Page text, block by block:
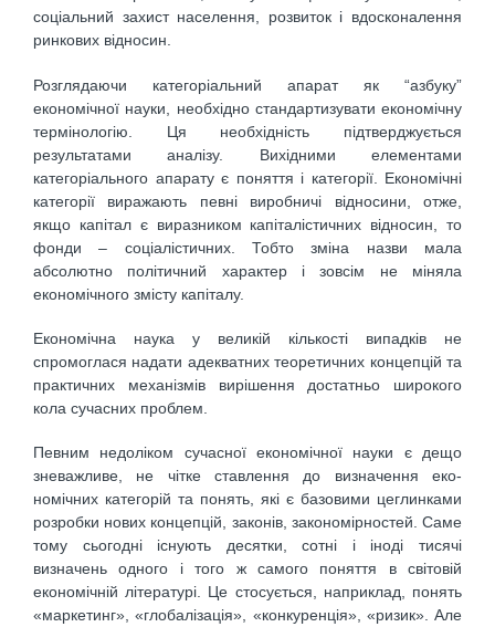
соціальний захист населення, розвиток і вдосконалення
ринкових відносин.
Розглядаючи категоріальний апарат як “азбуку”
економічної науки, необхідно стандартизувати економічну
термінологію. Ця необхідність підтверджується
результатами аналізу. Вихідними елементами
категоріального апарату є поняття і категорії. Економічні
категорії виражають певні виробничі відносини, отже,
якщо капітал є виразником капіталістичних відносин, то
фонди – соціалістичних. Тобто зміна назви мала
абсолютно політичний характер і зовсім не міняла
економічного змісту капіталу.
Економічна наука у великій кількості випадків не
спромоглася надати адекватних теоретичних концепцій та
практичних механізмів вирішення достатньо широкого
кола сучасних проблем.
Певним недоліком сучасної економічної науки є дещо
зневажливе, не чітке ставлення до визначення еко-
номічних категорій та понять, які є базовими цеглинками
розробки нових концепцій, законів, закономірностей. Саме
тому сьогодні існують десятки, сотні і іноді тисячі
визначень одного і того ж самого поняття в світовій
економічній літературі. Це стосується, наприклад, понять
«маркетинг», «глобалізація», «конкуренція», «ризик». Але